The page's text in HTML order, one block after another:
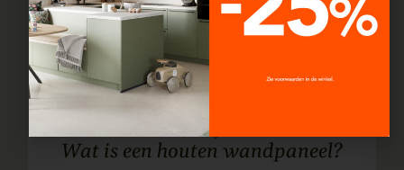
Wat is een houten wandpaneel?